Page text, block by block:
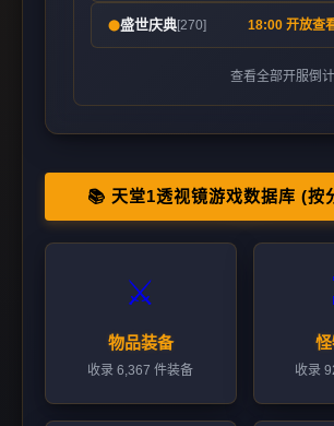
⬤盛世庆典[270] 18:00 开放查
查看全部开服倒
📚 天堂1透视镜游戏数据库 (按
⚔️
物品装备
收录 6,367 件装备 收录